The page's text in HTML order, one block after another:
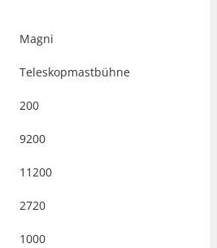
Magni
Teleskopmastbühne
200
9200
11200
2720
1000